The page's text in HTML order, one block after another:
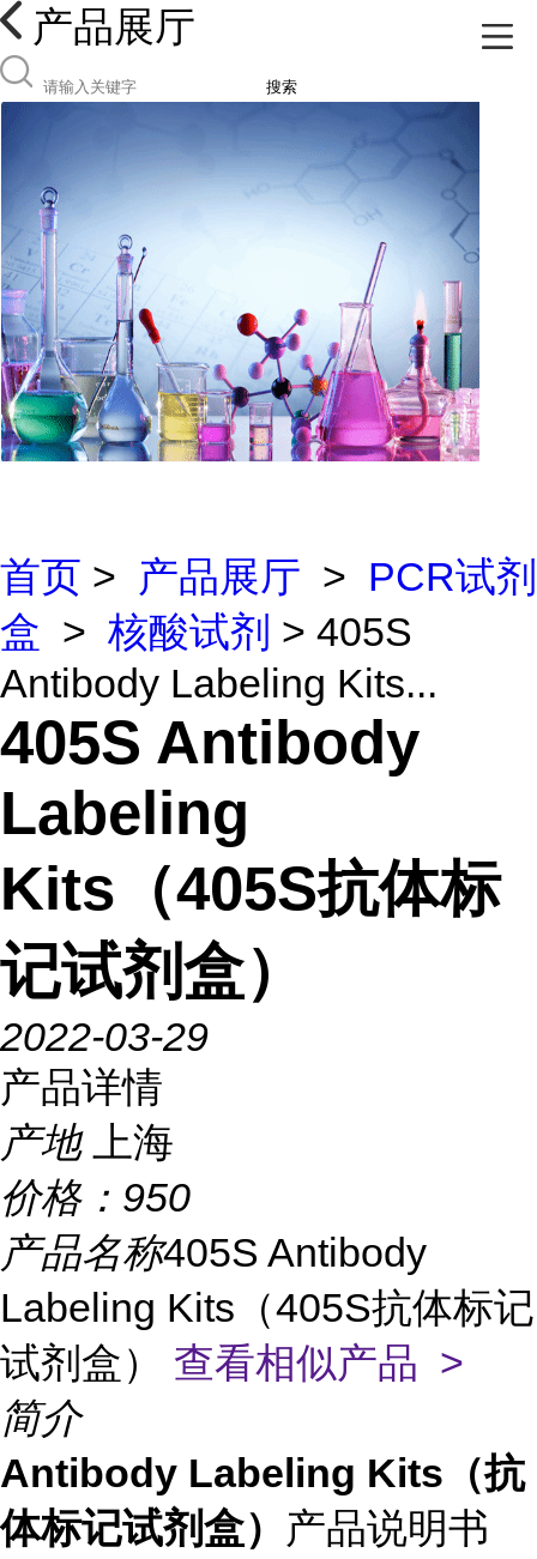
产品展厅
搜索
首页 > 产品展厅 > PCR试剂
盒 > 核酸试剂 > 405S
Antibody Labeling Kits...
405S Antibody
Labeling
Kits（405S抗体标
记试剂盒）
2022-03-29
产品详情
产地
上海
价格： 950
产品名称405S Antibody
Labeling Kits（405S抗体标记
试剂盒） 查看相似产品 >
简介
Antibody Labeling Kits（抗
体标记试剂盒） 产品说明书